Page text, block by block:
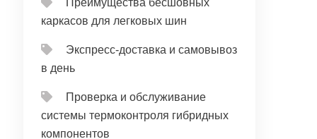
каркасов для легковых шин
Экспресс-доставка и самовывоз
в день
Проверка и обслуживание
системы термоконтроля гибридных
компонентов